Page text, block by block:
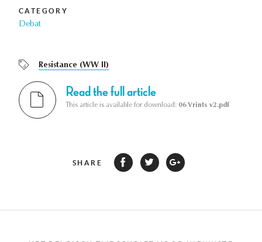
CATEGORY
Debat
Resistance (WW II)
Read the full article
This article is available for download: 06 Vrints v2.pdf
SHARE